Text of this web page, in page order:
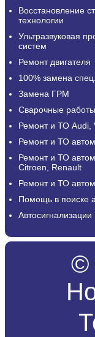
Восстановление
технологии
Ультразвуковая
систем
Ремонт двигателя
100% замена
Замена ГРМ
Сварочные работы
Ремонт и ТО Audi,
Ремонт и ТО
Ремонт и ТО
Citroen, Renault
Ремонт и ТО
Помощь в поиске
Автосигнализации
©